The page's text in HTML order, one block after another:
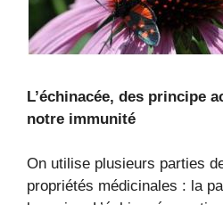
L’échinacée, des principe
notre immunité
On utilise plusieurs parties
propriétés médicinales : la